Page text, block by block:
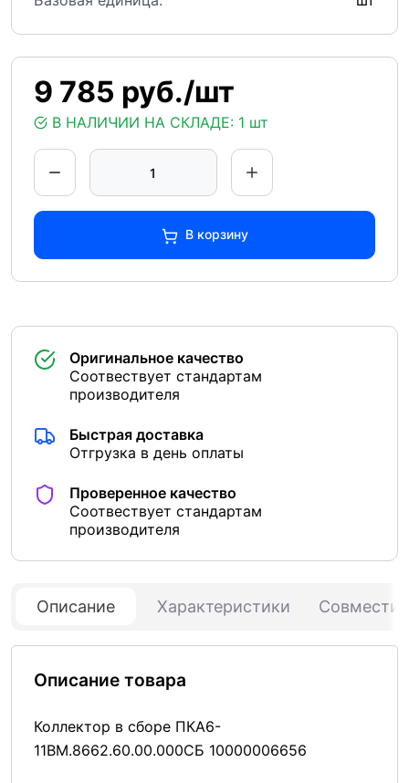
9 785 руб./шт
В НАЛИЧИИ НА СКЛАДЕ: 1 шт
В корзину
Оригинальное качество
Соотвествует стандартам
производителя
Быстрая доставка
Отгрузка в день оплаты
Проверенное качество
Соотвествует стандартам
производителя
Описание Характеристики
Описание товара
Коллектор в сборе ПКА6-
11ВМ.8662.60.00.000СБ 10000006656